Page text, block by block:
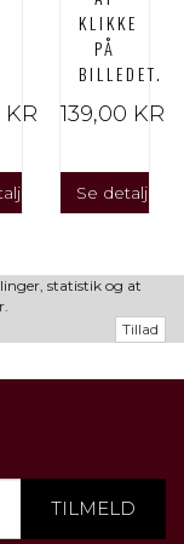
KR
KLIKKE
PÅ
BILLEDET.
139,00 KR
Se detaljer
statistik og at
Tillad
TILMELD